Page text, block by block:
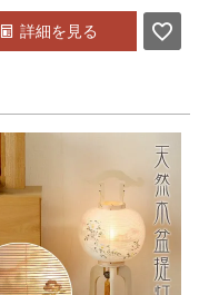
詳細を見る